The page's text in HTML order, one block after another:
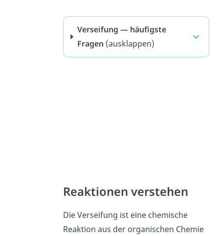
Verseifung — häufigste
Fragen (ausklappen)
Reaktionen verstehen
Die Verseifung ist eine chemische
Reaktion aus der organischen Chemie